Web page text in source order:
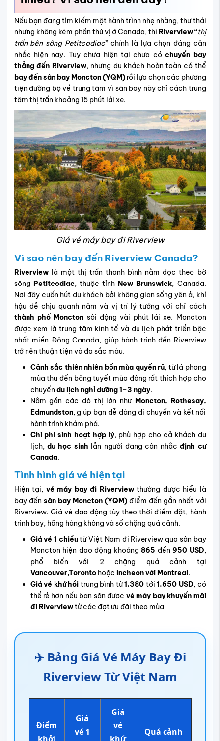
Nếu bạn đang tìm kiếm một hành trình nhẹ nhàng, thư thái
nhưng không kém phần thú vị ở Canada, thì Riverview “thị
trấn bên sông Petitcodiac”chính là lựa chọn đáng cân
nhắc hiện nay. Tuy chưa hiện tại chưa cóchuyến bay
thẳng đến Riverview, nhưng du khách hoàn toàn có thể
bay đến sân bay Moncton (YQM)rồi lựa chọn các phương
tiện đường bộ về trung tâm vì sân bay này chỉ cách trung
tâm thị trấn khoảng 15 phút lái xe.
Giá vé máy bay đi Riverview
Vì sao nên bay đến Riverview Canada?
Riverviewlà một thị trấn thanh bình nằm dọc theo bờ
sông Petitcodiac, thuộc tỉnh New Brunswick, Canada.
Nơi đây cuốn hút du khách bởi không gian sống yên ả, khí
hậu dễ chịu quanh năm và vị trí lý tưởng với chỉ cách
thành phố Moncton sôi động vài phút lái xe. Moncton
được xem là trung tâm kinh tế và du lịch phát triển bậc
nhất miền Đông Canada, giúp hành trình đến Riverview
trở nên thuận tiện và đa sắc màu.
Cảnh sắc thiên nhiên bốn mùa quyến rũ, từ lá phong
mùa thu đến băng tuyết mùa đông rất thích hợp cho
chuyến du lịch nghỉ dưỡng 1–3 ngày.
Nằm gần các đô thị lớn như Moncton, Rothesay,
Edmundston, giúp bạn dễ dàng di chuyển và kết nối
hành trình khám phá.
Chi phí sinh hoạt hợp lý, phù hợp cho cả khách du
lịch, du học sinh lẫn người đang cân nhắcđịnh cư
Canada.
Tình hình giá vé hiện tại
Hiện tại, vé máy bay đi Riverviewthường được hiểu là
bay đến sân bay Moncton (YQM) điểm đến gần nhất với
Riverview. Giá vé dao động tùy theo thời điểm đặt, hành
trình bay, hãng hàng không và số chặng quá cảnh.
Giá vé 1 chiềutừ Việt Nam đi Riverview qua sân bay
Moncton hiện dao động khoảng 865 đến 950 USD,
phổ biến với 2 chặng quá cảnh tại
Vancouver,Torontohoặc Incheon với Montreal.
Giá vé khứ hồi trung bình từ1.380 tới 1.650 USD, có
thể rẻ hơn nếu bạn săn được vé máy bay khuyến mãi
đi Riverviewtừ các đợt ưu đãi theo mùa.
✈️ Bảng Giá Vé Máy Bay Đi
Riverview Từ Việt Nam
Điểm
khởi
Giá
vé 1
Giá
vé
khứ
Quá cảnh